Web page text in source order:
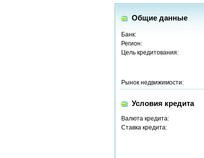
Общие данные
Банк:
Регион:
Цель кредитования:
Рынок недвижимости:
Условия кредита
Валюта кредита:
Ставка кредита: